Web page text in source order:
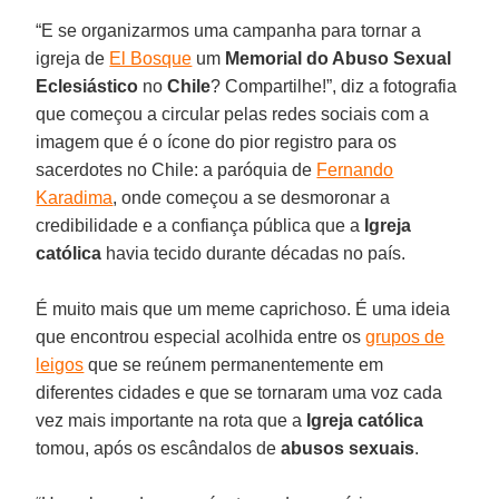
“E se organizarmos uma campanha para tornar a
igreja de El Bosque um Memorial do Abuso Sexual
Eclesiástico noChile? Compartilhe!”, diz a fotografia
que começou a circular pelas redes sociais com a
imagem que é o ícone do pior registro para os
sacerdotes no Chile: a paróquia de Fernando
Karadima, onde começou a se desmoronar a
credibilidade e a confiança pública que a Igreja
católica havia tecido durante décadas no país.
É muito mais que um meme caprichoso. É uma ideia
que encontrou especial acolhida entre osgrupos de
leigos que se reúnem permanentemente em
diferentes cidades e que se tornaram uma voz cada
vez mais importante na rota que a Igreja católica
tomou, após os escândalos deabusos sexuais.